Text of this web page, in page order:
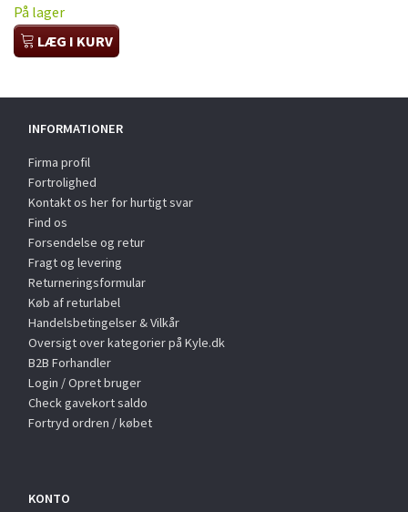
På lager
LÆG I KURV
INFORMATIONER
Firma profil
Fortrolighed
Kontakt os her for hurtigt svar
Find os
Forsendelse og retur
Fragt og levering
Returneringsformular
Køb af returlabel
Handelsbetingelser & Vilkår
Oversigt over kategorier på Kyle.dk
B2B Forhandler
Login / Opret bruger
Check gavekort saldo
Fortryd ordren / købet
KONTO